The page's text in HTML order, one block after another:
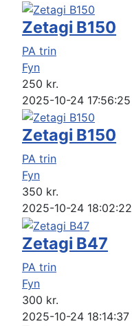
Zetagi B150
PA trin
Fyn
250 kr.
2025-10-24 17:56:25
Zetagi B150
PA trin
Fyn
350 kr.
2025-10-24 18:02:22
Zetagi B47
PA trin
Fyn
300 kr.
2025-10-24 18:14:37